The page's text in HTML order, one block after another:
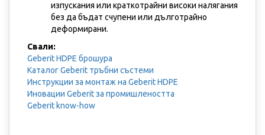
изпускания или краткотрайни високи налягания
без да бъдат счупени или дълготрайно
деформирани.
Свали:
Geberit HDPE брошура
Каталог Geberit тръбни състеми
Инструкции за монтаж на Geberit HDPE
Иновации Geberit за промишлеността
Geberit know-how